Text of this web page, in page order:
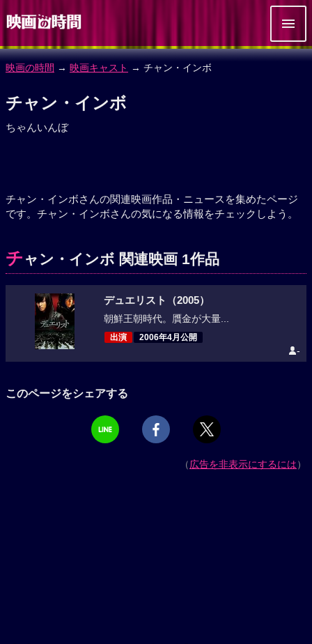
映画の時間 → 映画キャスト → チャン・インボ
チャン・インボ
ちゃんいんぼ
チャン・インボさんの関連映画作品・ニュースを集めたページ
です。チャン・インボさんの気になる情報をチェックしよう。
チ ャン・インボ 関連映画 1作品
デュエリスト（2005）
朝鮮王朝時代。贋金が大量...
出演 2006年4月公開
-
このページをシェアする
（広告を非表示にするには）